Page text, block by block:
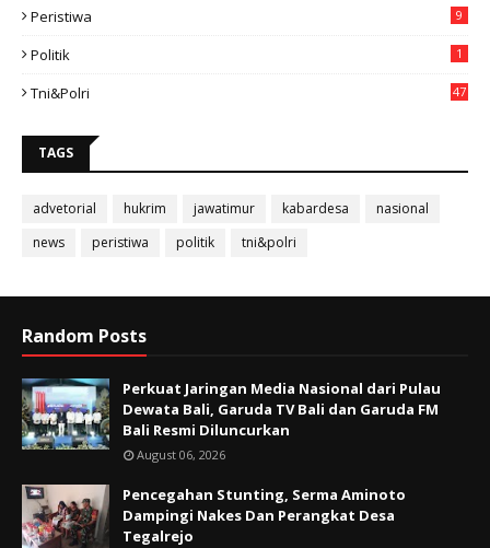
Peristiwa 9
Politik 1
Tni&polri 47
TAGS
advetorial hukrim jawatimur kabardesa
nasional
news
peristiwa politik tni&polri
Random Posts
Perkuat Jaringan Media Nasional dari Pulau
Dewata Bali, Garuda TV Bali dan Garuda FM
Bali Resmi Diluncurkan
August 06, 2026
Pencegahan Stunting, Serma Aminoto
Dampingi Nakes Dan Perangkat Desa
Tegalrejo